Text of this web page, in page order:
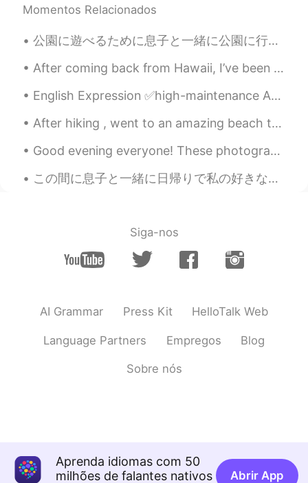
めっちゃ関西弁やん🙆‍♂️
Masami Uesugi 2020.08.15 00:31
JP
😆
itsuki 2020.08.15 00:27
JP EN
Momentos Relacionados
公園に遊べるために息子と一緒に公園に行った I went to the park with my son for him to play. でも、息子は車を乗ってる間に寝ちゃった Howeve...
After coming back from Hawaii, I’ve been missing the 🍙 from there so I decided to make some last ...
English Expression ✅high-maintenance Adjective: high-maintenance 1. needing a lot of work to k...
After hiking , went to an amazing beach to see the sunset !!! It was a stunning sunset !! 🌅 🌅 ...
Good evening everyone! These photographs were taken near my home in the UK. I hope you all enjoy...
この間に息子と一緒に日帰りで私の好きな州立公園に行った The other day my son and I went to a state park I like. この公園の滝はとても素敵...
Siga-nos
AI Grammar Press Kit HelloTalk Web
Language Partners Empregos Blog
Sobre nós
Aprenda idiomas com 50
milhões de falantes nativos
Abrir App